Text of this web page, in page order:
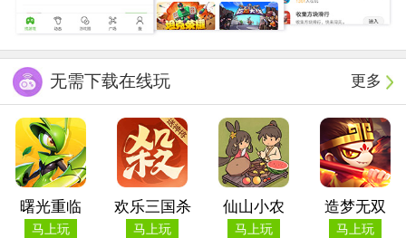
更多
无需下载在线玩
曙光重临
马上玩
欢乐三国杀
马上玩
仙山小农
马上玩
造梦无双
马上玩